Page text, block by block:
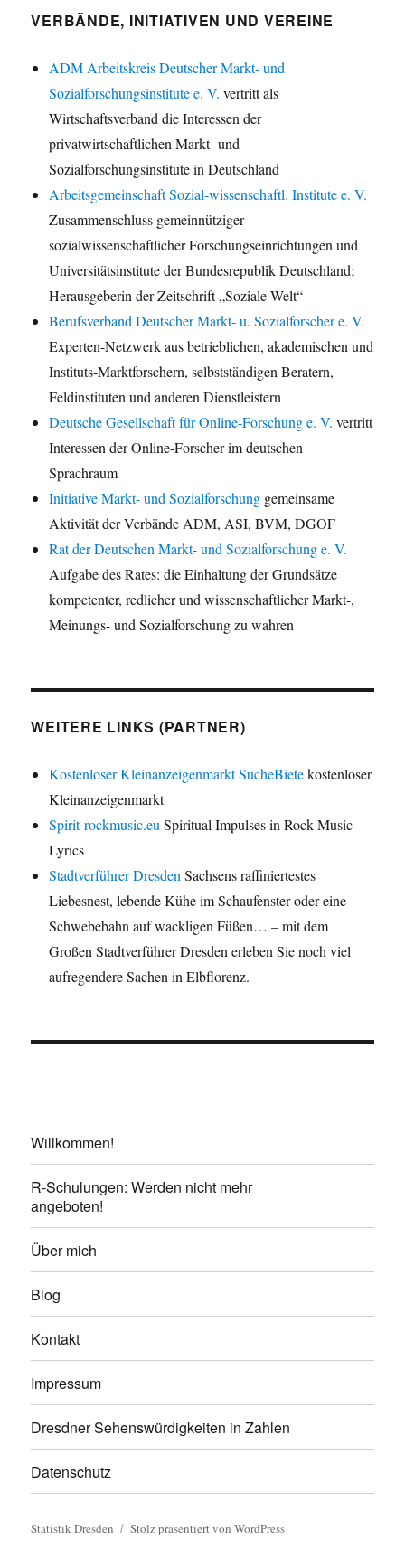
VERBÄNDE, INITIATIVEN UND VEREINE
ADM Arbeitskreis Deutscher Markt- und
Sozialforschungsinstitute e. V. vertritt als
Wirtschaftsverband die Interessen der
privatwirtschaftlichen Markt- und
Sozialforschungsinstitute in Deutschland
Arbeitsgemeinschaft Sozial-wissenschaftl. Institute e. V.
Zusammenschluss gemeinnütziger
sozialwissenschaftlicher Forschungseinrichtungen und
Universitätsinstitute der Bundesrepublik Deutschland;
Herausgeberin der Zeitschrift „Soziale Welt“
Berufsverband Deutscher Markt- u. Sozialforscher e. V.
Experten-Netzwerk aus betrieblichen, akademischen und
Instituts-Marktforschern, selbstständigen Beratern,
Feldinstituten und anderen Dienstleistern
Deutsche Gesellschaft für Online-Forschung e. V. vertritt
Interessen der Online-Forscher im deutschen
Sprachraum
Initiative Markt- und Sozialforschung gemeinsame
Aktivität der Verbände ADM, ASI, BVM, DGOF
Rat der Deutschen Markt- und Sozialforschung e. V.
Aufgabe des Rates: die Einhaltung der Grundsätze
kompetenter, redlicher und wissenschaftlicher Markt-,
Meinungs- und Sozialforschung zu wahren
WEITERE LINKS (PARTNER)
Kostenloser Kleinanzeigenmarkt SucheBietekostenloser
Kleinanzeigenmarkt
Spirit-rockmusic.eu Spiritual Impulses in Rock Music
Lyrics
Stadtverführer Dresden Sachsens raffiniertestes
Liebesnest, lebende Kühe im Schaufenster oder eine
Schwebebahn auf wackligen Füßen… – mit dem
Großen Stadtverführer Dresden erleben Sie noch viel
aufregendere Sachen in Elbflorenz.
Willkommen!
R-Schulungen: Werden nicht mehr
angeboten!
Über mich
Blog
Kontakt
Impressum
Dresdner Sehenswürdigkeiten in Zahlen
Datenschutz
Statistik Dresden Stolz präsentiert von WordPress